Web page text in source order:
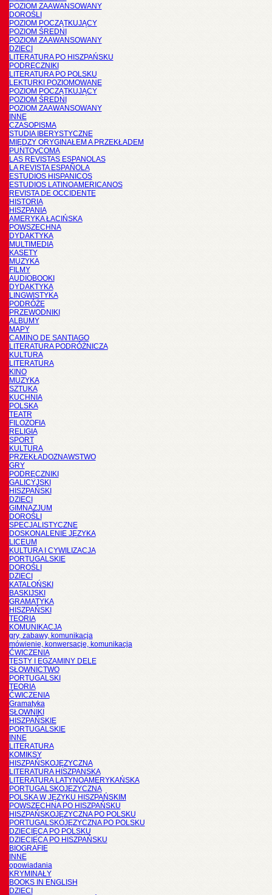
POZIOM ZAAWANSOWANY
DOROŚLI
POZIOM POCZĄTKUJĄCY
POZIOM ŚREDNI
POZIOM ZAAWANSOWANY
DZIECI
LITERATURA PO HISZPAŃSKU
PODRĘCZNIKI
LITERATURA PO POLSKU
LEKTURKI POZIOMOWANE
POZIOM POCZĄTKUJĄCY
POZIOM ŚREDNI
POZIOM ZAAWANSOWANY
INNE
CZASOPISMA
STUDIA IBERYSTYCZNE
MIĘDZY ORYGINAŁEM A PRZEKŁADEM
PUNTOyCOMA
LAS REVISTAS ESPANOLAS
LA REVISTA ESPAÑOLA
ESTUDIOS HISPANICOS
ESTUDIOS LATINOAMERICANOS
REVISTA DE OCCIDENTE
HISTORIA
HISZPANIA
AMERYKA ŁACIŃSKA
POWSZECHNA
DYDAKTYKA
MULTIMEDIA
KASETY
MUZYKA
FILMY
AUDIOBOOKI
DYDAKTYKA
LINGWISTYKA
PODRÓŻE
PRZEWODNIKI
ALBUMY
MAPY
CAMINO DE SANTIAGO
LITERATURA PODRÓŻNICZA
KULTURA
LITERATURA
KINO
MUZYKA
SZTUKA
KUCHNIA
POLSKA
TEATR
FILOZOFIA
RELIGIA
SPORT
KULTURA
PRZEKŁADOZNAWSTWO
GRY
PODRĘCZNIKI
GALICYJSKI
HISZPAŃSKI
DZIECI
GIMNAZJUM
DOROŚLI
SPECJALISTYCZNE
DOSKONALENIE JĘZYKA
LICEUM
KULTURA I CYWILIZACJA
PORTUGALSKIE
DOROŚLI
DZIECI
KATALOŃSKI
BASKIJSKI
GRAMATYKA
HISZPAŃSKI
TEORIA
KOMUNIKACJA
gry, zabawy, komunikacja
mówienie, konwersacje, komunikacja
ĆWICZENIA
TESTY I EGZAMINY DELE
SŁOWNICTWO
PORTUGALSKI
TEORIA
ĆWICZENIA
Gramatyka
SŁOWNIKI
HISZPAŃSKIE
PORTUGALSKIE
INNE
LITERATURA
KOMIKSY
HISZPAŃSKOJĘZYCZNA
LITERATURA HISZPANSKA
LITERATURA LATYNOAMERYKAŃSKA
PORTUGALSKOJĘZYCZNA
POLSKA W JĘZYKU HISZPAŃSKIM
POWSZECHNA PO HISZPAŃSKU
HISZPAŃSKOJĘZYCZNA PO POLSKU
PORTUGALSKOJĘZYCZNA PO POLSKU
DZIECIĘCA PO POLSKU
DZIECIĘCA PO HISZPAŃSKU
BIOGRAFIE
INNE
opowiadania
KRYMINAŁY
BOOKS IN ENGLISH
DZIECI